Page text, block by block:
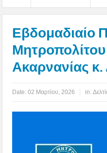
Εβδομαδιαίο
Μητροπολίτου
Ακαρνανίας
Date:02 Μαρτίου, 2026 in: